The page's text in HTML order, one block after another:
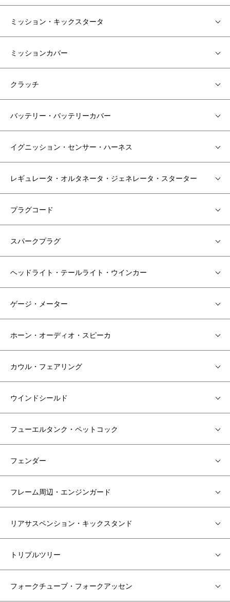
ミッション・キックスタータ
ミッションカバー
クラッチ
バッテリー・バッテリーカバー
イグニッション・センサー・ハーネス
レギュレータ・オルタネータ・ジェネレータ・スターター
プラグコード
スパークプラグ
ヘッドライト・テールライト・ウインカー
ゲージ・メーター
ホーン・オーディオ・スピーカ
カウル・フェアリング
ウインドシールド
フューエルタンク・ペットコック
フェンダー
フレーム周辺・エンジンガード
リアサスペンション・キックスタンド
トリプルツリー
フォークチューブ・フォークアッセン